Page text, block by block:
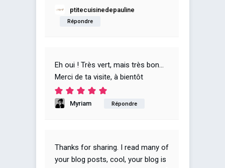
ptitecuisinedepauline
Répondre
Eh oui ! Très vert, mais très bon…
Merci de ta visite, à bientôt
Myriam Répondre
Thanks for sharing. I read many of
your blog posts, cool, your blog is